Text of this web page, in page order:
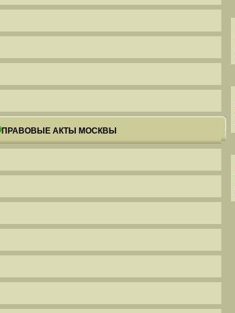
ПРАВОВЫЕ АКТЫ МОСКВЫ